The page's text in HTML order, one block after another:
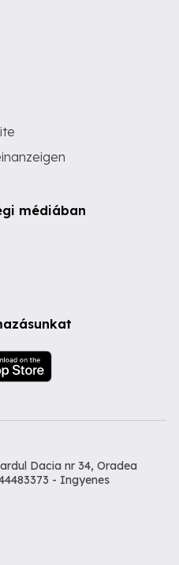
médiában
Dacia nr 34, Oradea
- Ingyenes